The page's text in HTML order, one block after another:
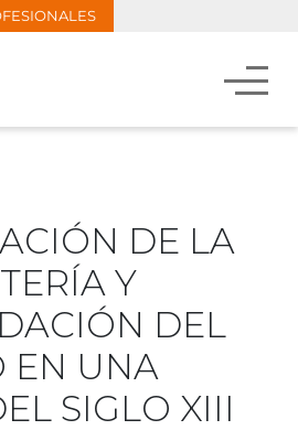
DE LA
Y
DEL
EN UNA
SIGLO XIII